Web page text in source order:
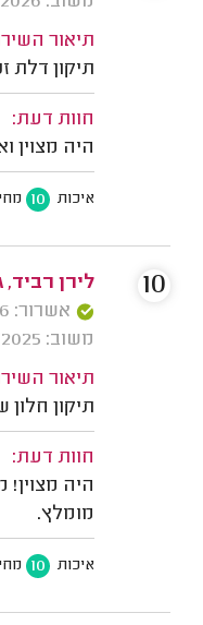
תיאור
תיקון דלת
חוות דעת:
היה מצוין
איכות 10
לירן רביד,
אשרור: 05/03/2026
משוב: 02/11/2025
תיאור
תיקון
חוות דעת:
היה מצוין!
מומלץ.
איכות 10
10